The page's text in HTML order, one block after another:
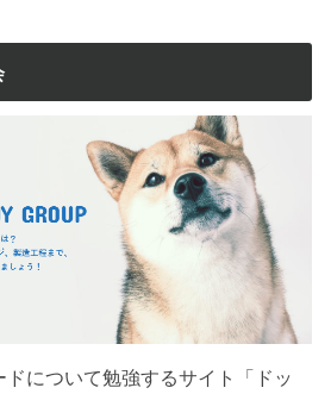
について勉強するサイト「ドッ